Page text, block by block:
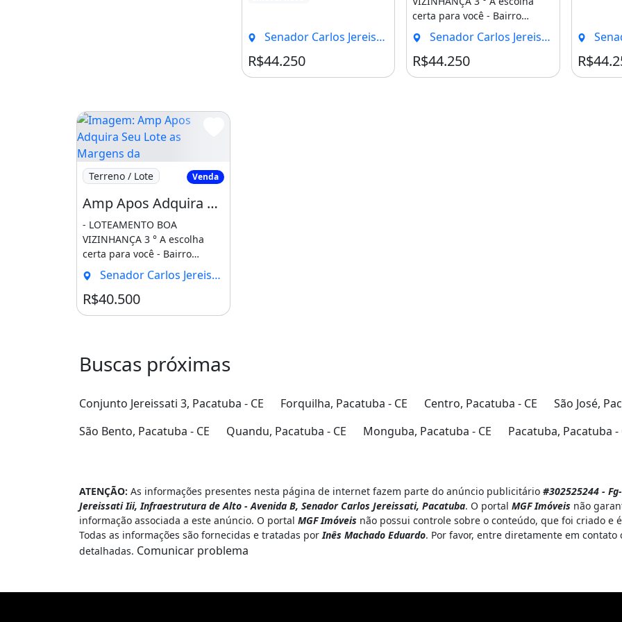
[...]
Senador Carlos Jereissati, Pacatuba - CE
R$44.250
certa para você - Bairro
planejado com infraestrutura
completa [...]
Senador Carlos Jereissati, Pacatuba - CE
R$44.250
Senador
Imagem: Amp Apos Adquira Seu Lote as Margens da
Terreno / Lote Venda
Amp Apos Adquira Seu Lote as Margens da Ce-060, Vizinho a Cervejaria Heineken. Vá
- LOTEAMENTO BOA
VIZINHANÇA 3 ° A escolha
certa para você - Bairro
planejado com infraestrutura
completa [...]
Senador Carlos Jereissati, Pacatuba - CE
R$40.500
Buscas próximas
Conjunto Jereissati 3, Pacatuba - CE Forquilha, Pacatuba - CE Centro, Pacatuba - CE
São José,
São Bento, Pacatuba - CE
Quandu, Pacatuba - CE Monguba, Pacatuba - CE Pacatuba, Pacatuba -
ATENÇÃO: As informações presentes nesta página de internet fazem parte do anúncio publicitário #302525244 -
Jereissati Iii, Infraestrutura de Alto - Avenida B, Senador Carlos Jereissati, Pacatuba. O portal MGF Imóveis não
informação associada a este anúncio. O portal MGF Imóveis não possui controle sobre o conteúdo, que foi criado e
Todas as informações são fornecidas e tratadas porInês Machado Eduardo. Por favor, entre diretamente em contato
detalhadas. Comunicar problema